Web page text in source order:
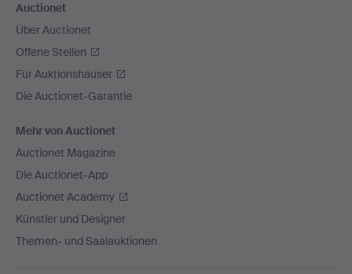
Auctionet
Über Auctionet
Offene Stellen
Für Auktionshäuser
Die Auctionet-Garantie
Mehr von Auctionet
Auctionet Magazine
Die Auctionet-App
Auctionet Academy
Künstler und Designer
Themen- und Saalauktionen